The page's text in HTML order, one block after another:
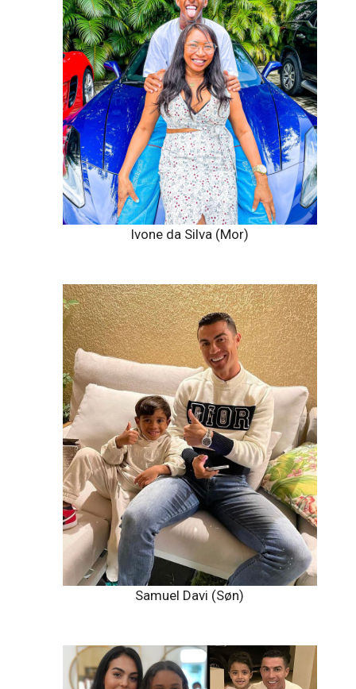
Ivone da Silva (Mor)
Samuel Davi (Søn)